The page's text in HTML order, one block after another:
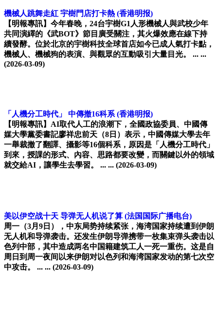
機械人跳舞走紅 宇樹門店打卡熱 (香港明报)
【明報專訊】今年春晚，24台宇樹G1人形機械人與武校少年
共同演繹的《武BOT》節目廣受關注，其火爆效應在線下持
續發酵。位於北京的宇樹科技全球首店如今已成人氣打卡點，
機械人、機械狗的表演、與觀眾的互動吸引大量目光。 ... ...
(2026-03-09)
「人機分工時代」 中傳撤16科系 (香港明报)
【明報專訊】AI取代人工的浪潮下，全國政協委員、中國傳
媒大學黨委書記廖祥忠前天（8日）表示，中國傳媒大學去年
一舉裁撤了翻譯、攝影等16個科系，原因是「人機分工時代」
到來，授課的形式、內容、思路都要改變，而關鍵以外的領域
就交給AI，讓學生去學習。 ... ... (2026-03-09)
美以伊空战十天 导弹无人机说了算 (法国国际广播电台)
周一（3月9日），中东局势持续紧张，海湾国家持续遭到伊朗
无人机和导弹袭击。还发生伊朗导弹携带一枚集束弹头袭击以
色列中部，其中造成两名中国籍建筑工人一死一重伤。这是自
周日到周一夜间以来伊朗对以色列和海湾国家发动的第七次空
中攻击。 ... ... (2026-03-09)